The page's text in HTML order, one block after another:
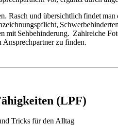
Rasch und übersichtlich findet
Sehbehinderung. Zahlreiche
Ansprechpartner zu finden.
(LPF)
Tricks für den Alltag